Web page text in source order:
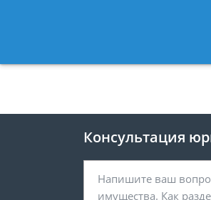
Консультация